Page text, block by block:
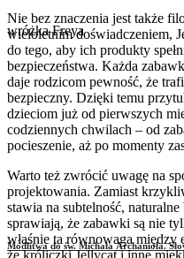
wróżka Freya
Modlitwa do św. Michała Archanioła.
Nie bez znaczenia jest także
wieloletnim doświadczeniem,
do tego, aby ich produkty
bezpieczeństwa. Każda
daje rodzicom pewność, że
bezpieczny. Dzięki temu
dzieciom już od pierwszych
codziennych chwilach – od
pocieszenie, aż po momenty
Warto też zwrócić uwagę na
projektowania. Zamiast
stawia na subtelność,
sprawiają, że zabawki są nie
właśnie ta równowaga między